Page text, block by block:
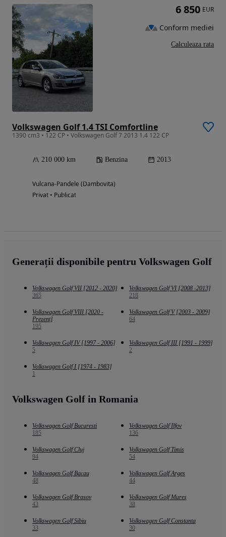
Volkswagen Golf 1.4 TSI Comfortline
1390 cm3 • 122 CP • Volkswagen Golf 7 2013 1.4 122 CP
210 000 km Benzina 2013
Vulcana-Pandele (Dambovita)
Privat • Publicat
6 850 EUR
Conform mediei
Calculeaza rata
Generații disponibile pentru Volkswagen Golf
Volkswagen Golf VII [2012 - 2020]
365
Volkswagen Golf VI [2008 -2013]
218
Volkswagen Golf VIII [2020 -
Prezent]
195
Volkswagen Golf V [2003 - 2009]
64
Volkswagen Golf IV [1997 - 2006]
5
Volkswagen Golf III [1991 - 1999]
2
Volkswagen Golf I [1974 - 1983]
1
Volkswagen Golf in Romania
Volkswagen Golf Bucuresti
185
Volkswagen Golf Ilfov
136
Volkswagen Golf Cluj
94
Volkswagen Golf Timis
54
Volkswagen Golf Bacau
48
Volkswagen Golf Arges
44
Volkswagen Golf Brasov
43
Volkswagen Golf Mures
38
Volkswagen Golf Sibiu
33
Volkswagen Golf Constanta
30